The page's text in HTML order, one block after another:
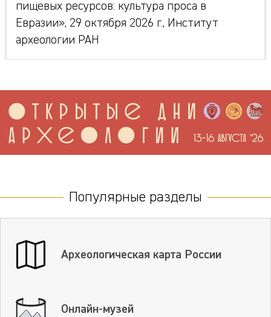
пищевых ресурсов: культура проса в
Евразии», 29 октября 2026 г., Институт
археологии РАН
Популярные разделы
Археологическая карта России
Онлайн-музей